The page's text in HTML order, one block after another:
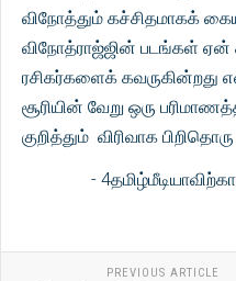
விநோத்தும் கச்சிதமாகக்
விநோத்ராஜ்ஜின் படங்கள் ஏன்
ரசிகர்களைக் கவருகின்றது
சூரியின் வேறு ஒரு
குறித்தும் விரிவாக
-
PREVIOUS ARTICLE